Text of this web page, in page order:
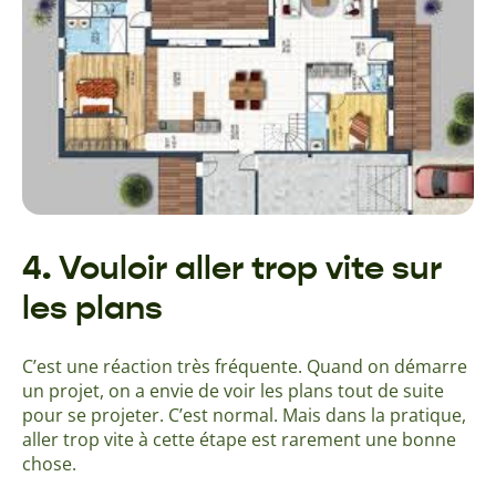
4. Vouloir aller trop vite sur
les plans
C’est une réaction très fréquente. Quand on démarre
un projet, on a envie de voir les plans tout de suite
pour se projeter. C’est normal. Mais dans la pratique,
aller trop vite à cette étape est rarement une bonne
chose.